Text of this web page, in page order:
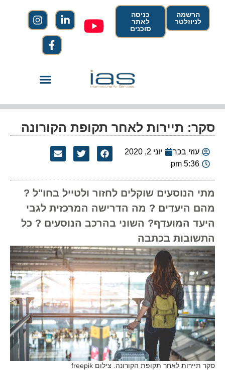
הרשמה
לניוזלטר
כניסה
לאתר
סוכנים
סקר: תיירות לאחר תקופת הקורונה
עוזי בכר
יוני 2, 2020
5:36 pm
מתי הנוסעים שוקלים לחזור ולטייל בחו"ל ?
מהם היעדים ? מה הדרישה המרכזית לגבי
היעד המועדף? השוני בהרכב הנוסעים ? כל
התשובות בכתבה
סקר תיירות לאחר תקופת הקורונה. צילום freepik